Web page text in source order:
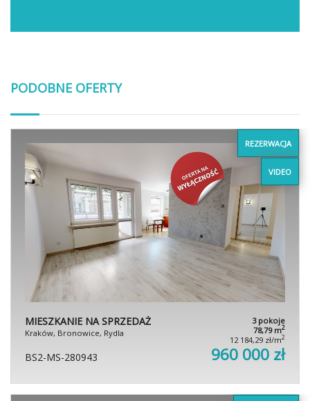
PODOBNE OFERTY
REZERWACJA
VIDEO
MIESZKANIE NA SPRZEDAŻ
Kraków, Bronowice, Rydla
3 pokoje
78,79 m2
12 184,29 zł/m2
BS2-MS-280943 960 000 zł